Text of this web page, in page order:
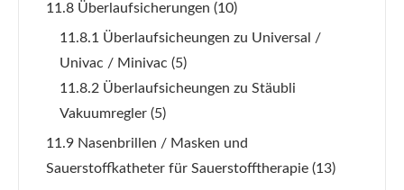
11.8 Überlaufsicherungen (10)
11.8.1 Überlaufsicheungen zu Universal /
Univac / Minivac (5)
11.8.2 Überlaufsicheungen zu Stäubli
Vakuumregler (5)
11.9 Nasenbrillen / Masken und
Sauerstoffkatheter für Sauerstofftherapie (13)